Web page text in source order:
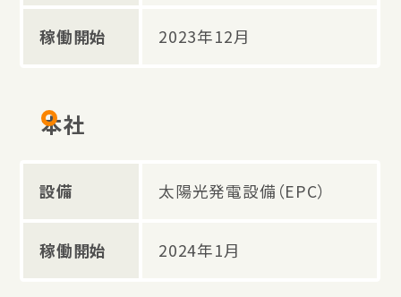
稼働開始 2023年12月
本社
設備 太陽光発電設備（EPC）
稼働開始 2024年1月